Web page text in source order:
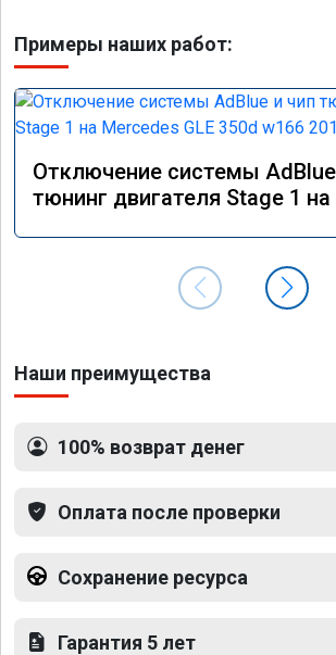
Примеры наших работ:
Отключение системы
тюнинг двигателя Stage 1
Наши преимущества
100% возврат денег
Оплата после проверки
Сохранение ресурса
Гарантия 5 лет